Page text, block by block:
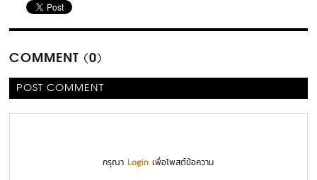
COMMENT (0)
POST COMMENT
กรุณาLogin เพื่อโพสต์ข้อความ